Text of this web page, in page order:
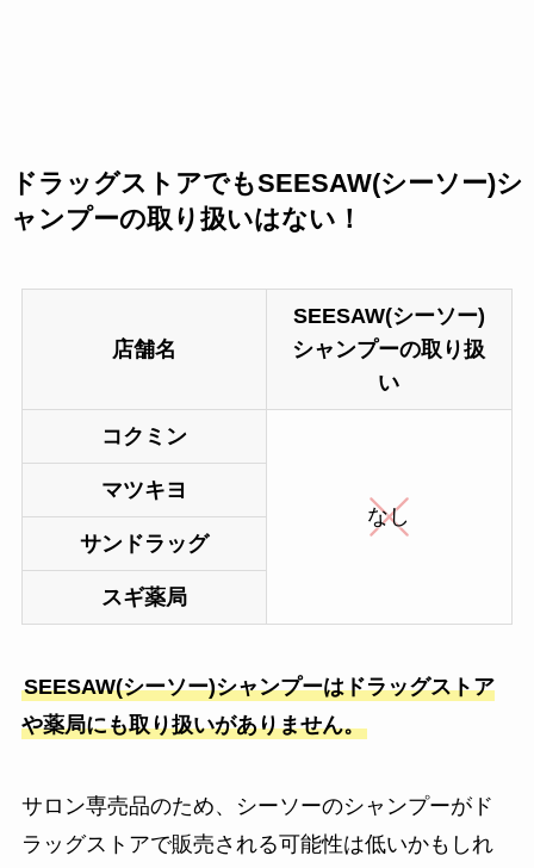
ドラッグストアでもSEESAW(シーソー)シ
ャンプーの取り扱いはない！
店舗名
SEESAW(シーソー)
シャンプーの取り扱
い
コクミン
なし
マツキヨ
サンドラッグ
スギ薬局
SEESAW(シーソー)シャンプーはドラッグストア
や薬局にも取り扱いがありません。
サロン専売品のため、シーソーのシャンプーがド
ラッグストアで販売される可能性は低いかもしれ